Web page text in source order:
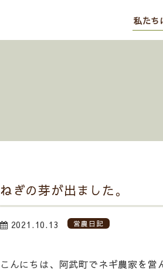
私たち
ねぎの芽が出ました。
2021.10.13 営農日記
こんにちは、阿武町でネギ農家を営